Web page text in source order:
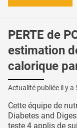
PERTE de
estimation
calorique
Actualité publiée il y a
Cette équipe de
Diabetes and
teste 4 applis de